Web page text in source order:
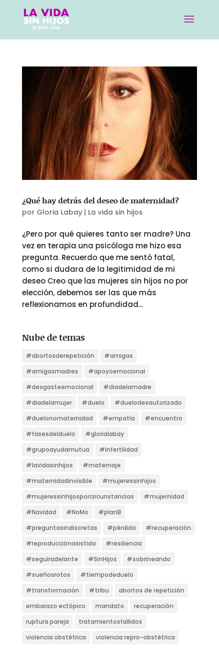
¿Qué hay detrás del deseo de maternidad?
por Gloria Labay| La vida sin hijos
¿Pero por qué quieres tanto ser madre? Una
vez en terapia una psicóloga me hizo esa
pregunta. Recuerdo que me sentó fatal,
como si dudara de la legitimidad de mi
deseo Creo que las mujeres sin hijos no por
elección, debemos ser las que más
reflexionamos en profundidad...
Nube de temas
#abortosderepetición
#amigas
#amigasmadres
#apoyoemocional
#desgasteemocional
#diadelamadre
#diadelamujer
#duelo
#duelodesautorizado
#duelonomaternidad
#empatía
#encuentro
#fasesdelduelo
#glorialabay
#grupoayudamutua
#infertilidad
#lavidasinhijos
#maternaje
#maternidadinvisible
#mujeressinhijos
#mujeressinhijosporcircunstancias
#mujernidad
#Navidad
#NoMo
#planB
#preguntasindiscretas
#pérdida
#recuperación
#reproducciónasistida
#resiliencia
#seguiradelante
#SinHijos
#sobrineando
#sueñosrotos
#tiempodeduelo
#transformación
#tribu
abortos de repetición
embarazo ectópico
mandato
recuperación
ruptura pareja
tratamientosfallidos
violencia obstétrica
violencia repro-obstétrica